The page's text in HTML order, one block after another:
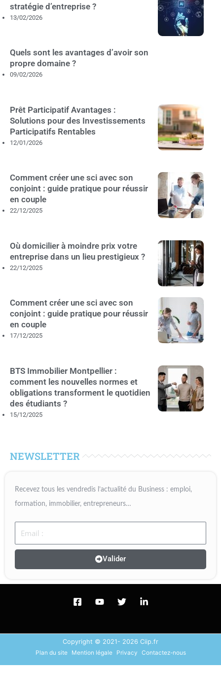
stratégie d’entreprise ?
13/02/2026
Quels sont les avantages d’avoir son
propre domaine ?
09/02/2026
Prêt Participatif Avantages :
Solutions pour des Investissements
Participatifs Rentables
12/01/2026
Comment créer une sci avec son
conjoint : guide pratique pour réussir
en couple
22/12/2025
Où domicilier à moindre prix votre
entreprise dans un lieu prestigieux ?
22/12/2025
Comment créer une sci avec son
conjoint : guide pratique pour réussir
en couple
17/12/2025
BTS Immobilier Montpellier :
comment les nouvelles normes et
obligations transforment le quotidien
des étudiants ?
15/12/2025
NEWSLETTER
Recevez tous les vendredis l’actualité du Business : emploi,
formation, immobilier, entrepreneurs…
Email
Valider
Copyright © 2021- 2026 Ciip.fr
Plan du site Mention légale Privacy Contactez-nous